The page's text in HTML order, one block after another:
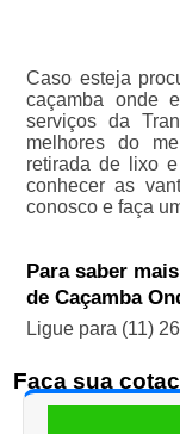
Caso esteja
caçamba onde
serviços da
melhores do
retirada de lixo
conhecer as
conosco e faça
Para saber
de Caçamba
Ligue para (11)
Faça sua